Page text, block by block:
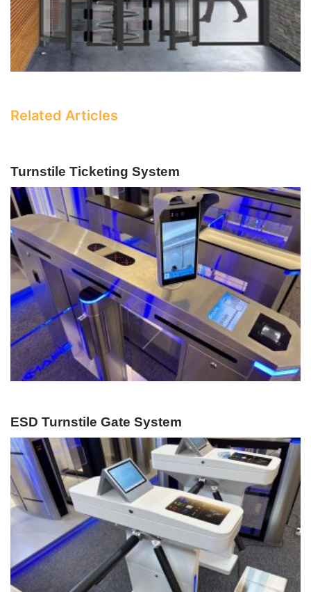
Related Articles
Turnstile Ticketing System
ESD Turnstile Gate System